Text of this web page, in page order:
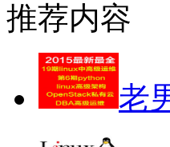
推荐内容
老